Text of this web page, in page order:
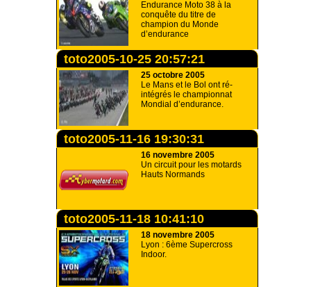
Endurance Moto 38 à la
conquête du titre de
champion du Monde
d’endurance
toto2005-10-25 20:57:21
25 octobre 2005
Le Mans et le Bol ont ré-
intégrés le championnat
Mondial d’endurance.
toto2005-11-16 19:30:31
16 novembre 2005
Un circuit pour les motards
Hauts Normands
toto2005-11-18 10:41:10
18 novembre 2005
Lyon : 6ème Supercross
Indoor.